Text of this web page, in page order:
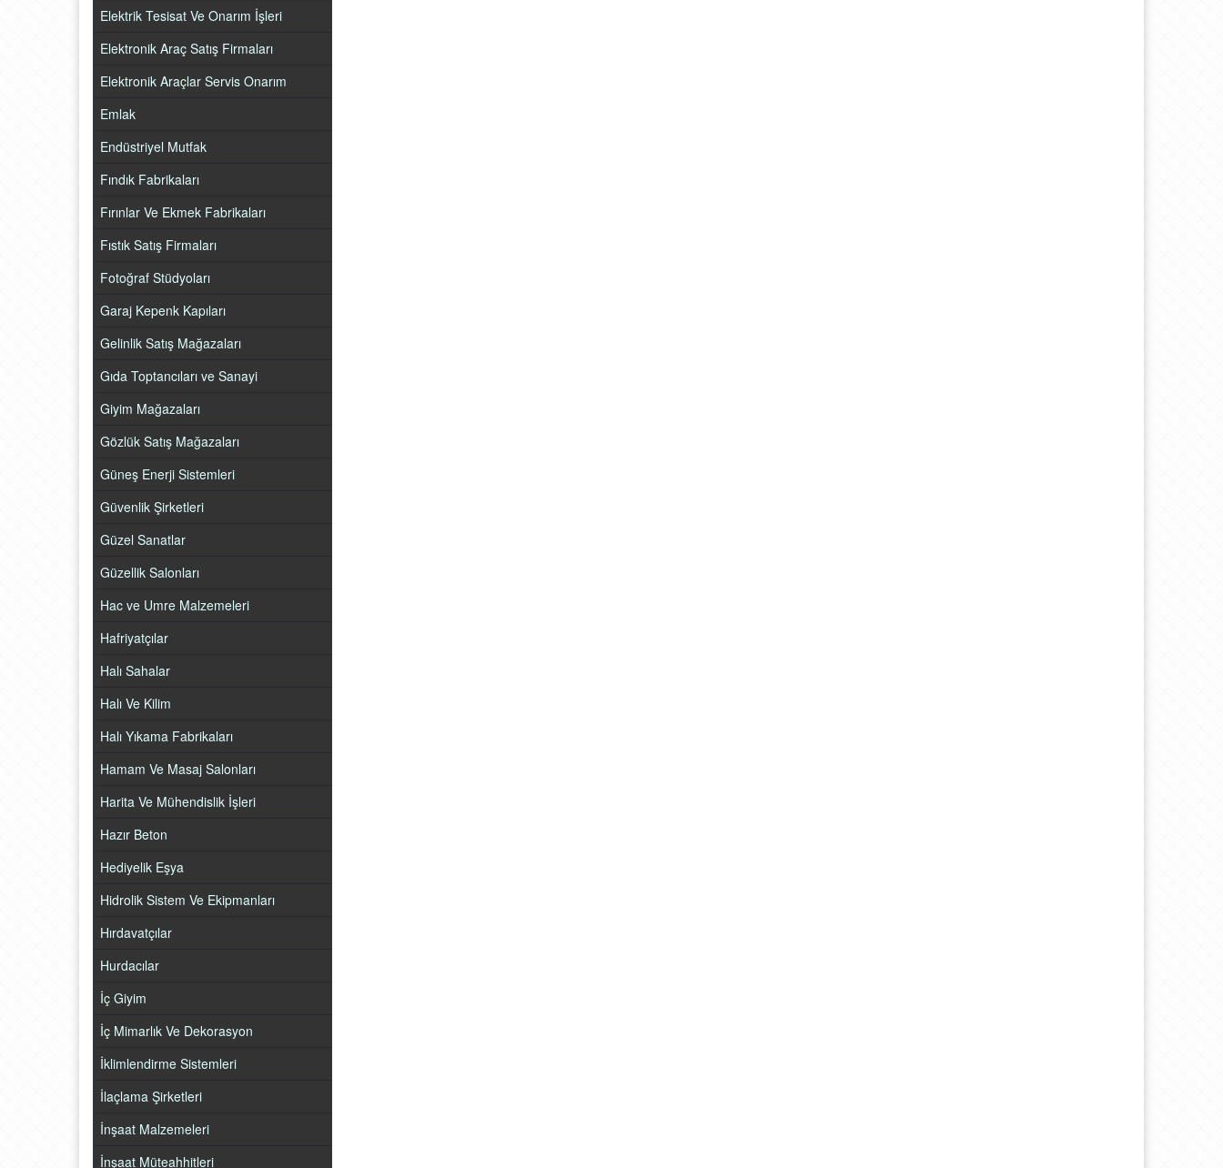
Elektrik Tesisat Ve Onarım İşleri
Elektronik Araç Satış Firmaları
Elektronik Araçlar Servis Onarım
Emlak
Endüstriyel Mutfak
Fındık Fabrikaları
Fırınlar Ve Ekmek Fabrikaları
Fıstık Satış Firmaları
Fotoğraf Stüdyoları
Garaj Kepenk Kapıları
Gelinlik Satış Mağazaları
Gıda Toptancıları ve Sanayi
Giyim Mağazaları
Gözlük Satış Mağazaları
Güneş Enerji Sistemleri
Güvenlik Şirketleri
Güzel Sanatlar
Güzellik Salonları
Hac ve Umre Malzemeleri
Hafriyatçılar
Halı Sahalar
Halı Ve Kilim
Halı Yıkama Fabrikaları
Hamam Ve Masaj Salonları
Harita Ve Mühendislik İşleri
Hazır Beton
Hediyelik Eşya
Hidrolik Sistem Ve Ekipmanları
Hırdavatçılar
Hurdacılar
İç Giyim
İç Mimarlık Ve Dekorasyon
İklimlendirme Sistemleri
İlaçlama Şirketleri
İnşaat Malzemeleri
İnşaat Müteahhitleri